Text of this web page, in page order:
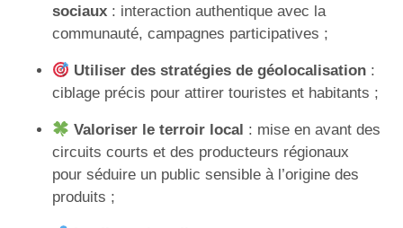
sociaux : interaction authentique avec la
communauté, campagnes participatives ;
Utiliser des stratégies de géolocalisation :
ciblage précis pour attirer touristes et habitants ;
Valoriser le terroir local : mise en avant des
circuits courts et des producteurs régionaux
pour séduire un public sensible à l’origine des
produits ;